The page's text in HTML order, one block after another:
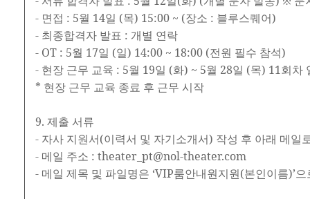
- 면접 : 5월 14일 (목) 15:00 ~ (장소 : 블루스퀘어)
- 최종합격자 발표 : 개별 연락
- OT : 5월 17일 (일) 14:00 ~ 18:00 (전원 필수 참석)
- 현장 근무 교육 : 5월 19일 (화) ~ 5월 28일 (목) 11회차
* 현장 근무 교육 종료 후 근무 시작
9. 제출 서류
- 자사 지원서(이력서 및 자기소개서) 작성 후 아래 메일
- 메일 주소 : theater_pt@nol-theater.com
- 메일 제목 및 파일명은 ‘VIP룸안내원지원(본인이름)’